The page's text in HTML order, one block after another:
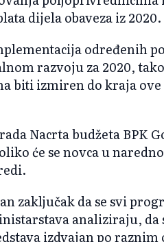
dijela obaveza iz 2020.
određenih
razvoju za 2020, tako
biti izmiren do kraja
Nacrta budžeta BPK
će se novca u
zaključak da se svi
analiziraju, da
izdvajan po raznim